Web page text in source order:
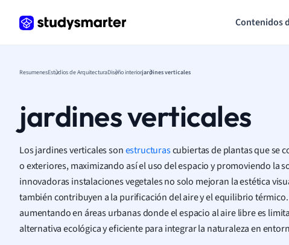
Contenidos
ResumenesEstudios de ArquitecturaDiseño interiorjardines verticales
jardines verticales
Los jardines verticales sonestructurascubiertas de plantas que se
o exteriores, maximizando así el uso del espacio y promoviendo la
innovadoras instalaciones vegetales no solo mejoran la estética
también contribuyen a la purificación del aire y el equilibrio
aumentando en áreas urbanas donde el espacio al aire libre es
alternativa ecológica y eficiente para integrar la naturaleza en